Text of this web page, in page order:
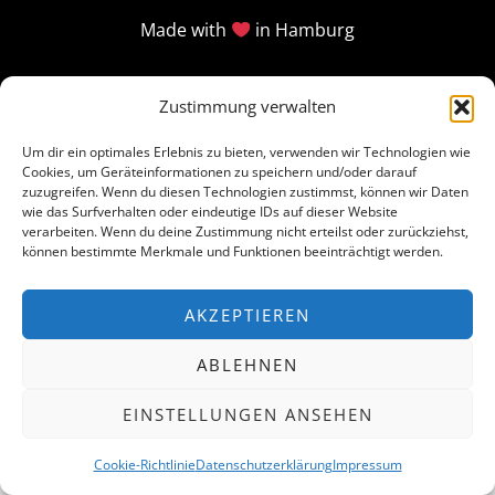
Zustimmung verwalten
Um dir ein optimales Erlebnis zu bieten, verwenden wir Technologien wie
Cookies, um Geräteinformationen zu speichern und/oder darauf
zuzugreifen. Wenn du diesen Technologien zustimmst, können wir Daten
wie das Surfverhalten oder eindeutige IDs auf dieser Website
verarbeiten. Wenn du deine Zustimmung nicht erteilst oder zurückziehst,
können bestimmte Merkmale und Funktionen beeinträchtigt werden.
AKZEPTIEREN
ABLEHNEN
EINSTELLUNGEN ANSEHEN
Cookie-RichtlinieDatenschutzerklärungImpressum
Made with in Hamburg